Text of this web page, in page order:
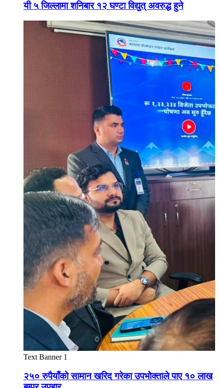
यी ५ जिल्लामा शनिबार १२ घण्टा विद्युत् अवरुद्ध हुने
Text Banner 1
२५० रुपैयाँको सामान खरिद गरेका उपभोक्ताले पाए १० लाख